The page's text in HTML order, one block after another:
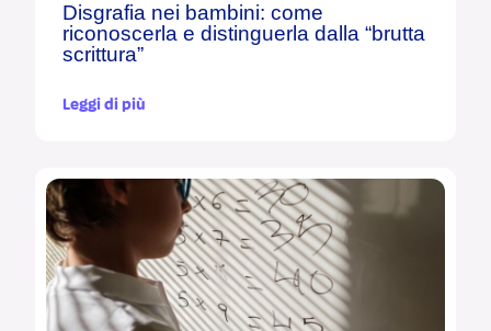
Disgrafia nei bambini: come
riconoscerla e distinguerla dalla “brutta
scrittura”
Leggi di più